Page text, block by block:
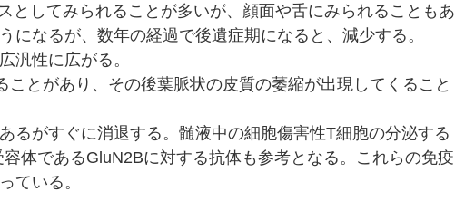
としてみられることが多いが、顔面や舌にみられることもあ
なるが、数年の経過で後遺症期になると、減少する。
汎性に広がる。
とがあり、その後葉脈状の皮質の萎縮が出現してくること
るがすぐに消退する。髄液中の細胞傷害性T細胞の分泌する
体であるGluN2Bに対する抗体も参考となる。これらの免疫
ている。